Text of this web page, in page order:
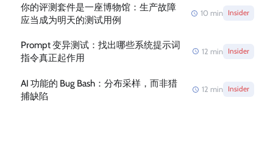
你的评测套件是一座博物馆：生产故障
应当成为明天的测试用例
10 min Insider
Prompt 变异测试：找出哪些系统提示词
指令真正起作用
12 min Insider
AI 功能的 Bug Bash：分布采样，而非猎
捕缺陷
12 min Insider